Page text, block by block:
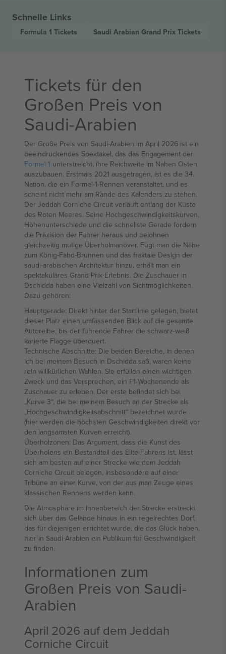
Schnelle Links
Formula 1 Tickets Saudi Arabian Grand Prix Tickets
Tickets für den
Großen Preis von
Saudi-Arabien
Der Große Preis von Saudi-Arabien im April 2026 ist ein
beeindruckendes Spektakel, das das Engagement der
Formel 1 unterstreicht, ihre Reichweite im Nahen Osten
auszubauen. Erstmals 2021 ausgetragen, ist es die 34.
Nation, die ein Formel-1-Rennen veranstaltet, und es
scheint nicht mehr am Rande des Kalenders zu stehen.
Der Jeddah Corniche Circuit verläuft entlang der Küste
des Roten Meeres. Seine Hochgeschwindigkeitskurven,
Höhenunterschiede und die schnellste Gerade fordern
die Präzision der Fahrer heraus und belohnen
gleichzeitig mutige Überholmanöver. Fügt man die Nähe
zum König-Fahd-Brunnen und das fraktale Design der
saudi-arabischen Architektur hinzu, erhält man ein
spektakuläres Grand-Prix-Erlebnis. Die Zuschauer in
Dschidda haben eine Vielzahl von Sichtmöglichkeiten.
Dazu gehören:
Hauptgerade: Direkt hinter der Startlinie gelegen, bietet
dieser Platz einen umfassenden Blick auf die gesamte
Autoreihe, bis der führende Fahrer die schwarz-weiß
karierte Flagge überquert.
Technische Abschnitte: Die beiden Bereiche, in denen
ich bei meinem Besuch in Dschidda saß, waren keine
rein willkürlichen Wahlen. Sie erfüllen einen wichtigen
Zweck und das Versprechen, ein F1-Wochenende als
Zuschauer zu erleben. Der erste befindet sich bei
„Kurve 3“, die bei meinem Besuch an der Strecke als
„Hochgeschwindigkeitsabschnitt“ bezeichnet wurde
(hier werden die höchsten Geschwindigkeiten direkt vor
den langsamsten Kurven erreicht).
Überholzonen: Das Argument, dass die Kunst des
Überholens ein Bestandteil des Elite-Fahrens ist, lässt
sich am besten auf einer Strecke wie dem Jeddah
Corniche Circuit belegen, insbesondere auf einer
Tribüne an einer Kurve, von der aus man Zeuge eines
klassischen Rennens werden kann.
Die Atmosphäre im Innenbereich der Strecke erstreckt
sich über das Gelände hinaus in ein regelrechtes Dorf,
das für diejenigen errichtet wurde, die das Glück haben,
hier in Saudi-Arabien ein Publikum für Geschwindigkeit
zu finden.
Informationen zum
Großen Preis von Saudi-
Arabien
April 2026 auf dem Jeddah
Corniche Circuit